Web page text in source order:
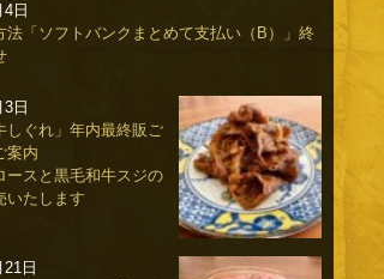
日
法「ソフトバンクまとめて支払い（B）」終
日
しぐれ」年内最終販ご
案内
ースと黒毛和牛スジの
いたします
日